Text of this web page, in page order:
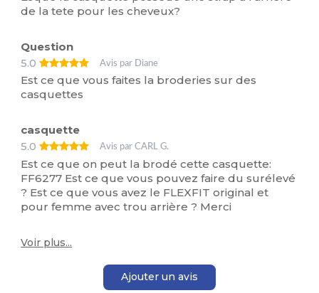
de la tete pour les cheveux?
Question
5.0
Avis par Diane
Est ce que vous faites la broderies sur des
casquettes
casquette
5.0
Avis par CARL G.
Est ce que on peut la brodé cette casquette:
FF6277 Est ce que vous pouvez faire du surélevé
? Est ce que vous avez le FLEXFIT original et
pour femme avec trou arrière ? Merci
Voir plus...
Ajouter un avis